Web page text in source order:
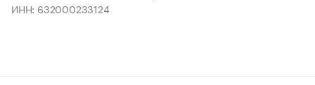
ИНН: 632000233124